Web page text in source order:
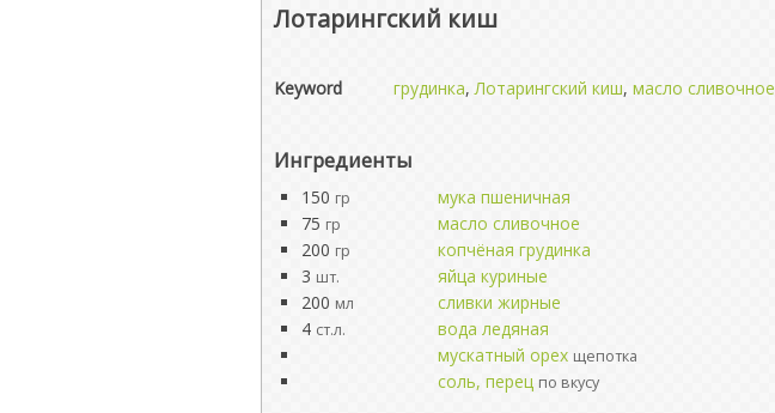
Лотарингский киш
Keyword грудинка, Лотарингский киш, масло сливочное
Ингредиенты
150 гр
мука пшеничная
75 гр
масло сливочное
200 гр
копчёная грудинка
3 шт.
яйца куриные
200 мл
сливки жирные
4 ст.л.
вода ледяная
мускатный орех щепотка
соль, перец по вкусу